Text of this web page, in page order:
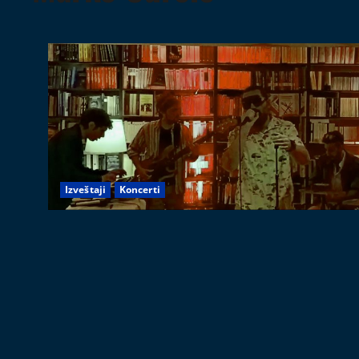
Izveštaji Koncerti